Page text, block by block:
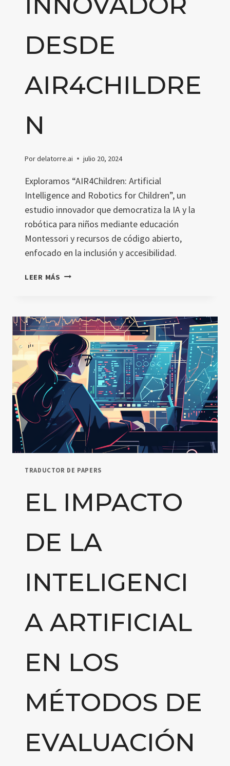
DESDE
AIR4CHILDRE
N
Pordelatorre.ai julio 20, 2024
Exploramos “AIR4Children: Artificial
Intelligence and Robotics for Children”, un
estudio innovador que democratiza la IA y la
robótica para niños mediante educación
Montessori y recursos de código abierto,
enfocado en la inclusión y accesibilidad.
LEER MÁS INTELIGENCIA
PARA
NIÑOS:
ENFOQUE
INNOVADOR
DESDE
AIR4CHILDREN
TRADUCTOR DE PAPERS
EL IMPACTO
DE LA
INTELIGENCI
A ARTIFICIAL
EN LOS
MÉTODOS DE
EVALUACIÓN